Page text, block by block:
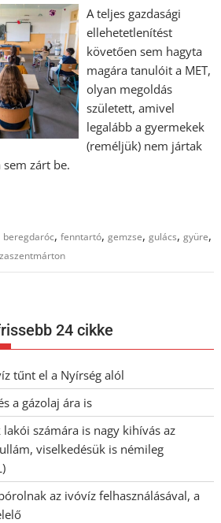
A teljes gazdasági
ellehetetlenítést
követően sem hagyta
magára tanulóit a MET,
olyan megoldás
született, amivel
legalább a gyermekek
(reméljük) nem jártak
zárt be.
beregdaróc,fenntartó,gemzse,gulács,gyüre,
24 cikke
tűnt el a Nyírség alól
a gázolaj ára is
számára is nagy kihívás az
viselkedésük is némileg
az ivóvíz felhasználásával, a